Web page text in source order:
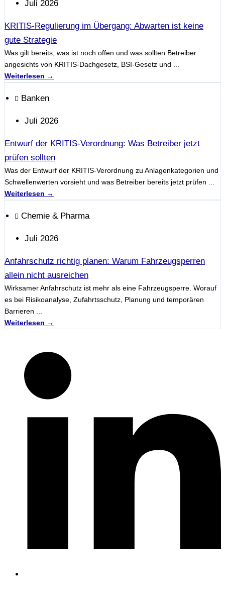
Juli 2026
KRITIS-Regulierung im Übergang: Abwarten ist keine
gute Strategie
Was gilt bereits, was ist noch offen und was sollten Betreiber
angesichts von KRITIS-Dachgesetz, BSI-Gesetz und ...
Weiterlesen →
Banken
Juli 2026
Entwurf der KRITIS-Verordnung: Was Betreiber jetzt
prüfen sollten
Was der Entwurf der KRITIS-Verordnung zu Anlagenkategorien und
Schwellenwerten vorsieht und was Betreiber bereits jetzt prüfen ...
Weiterlesen →
Chemie & Pharma
Juli 2026
Anfahrschutz richtig planen: Warum Fahrzeugsperren
allein nicht ausreichen
Wirksamer Anfahrschutz ist mehr als eine Fahrzeugsperre. Worauf
es bei Risikoanalyse, Zufahrtsschutz, Planung und temporären
Barrieren ...
Weiterlesen →